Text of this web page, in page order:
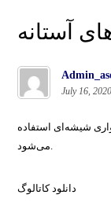
آستانه
July 16, 2020
شیشه‌ای استفاده
می‌شود.
دانلود کاتالوگ